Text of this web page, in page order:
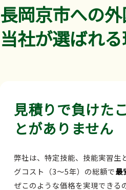
長岡京市への
当社が選ばれ
見積りで負けたこ
とがありません
弊社は、特定技能、技能実習生
グコスト（3～5年）の総額で最
ぜこのような価格を実現できる